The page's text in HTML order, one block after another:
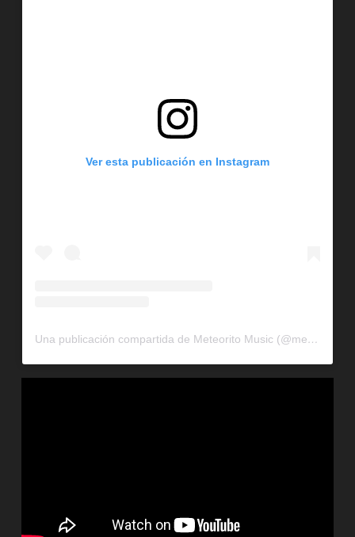
Ver esta publicación en Instagram
Una publicación compartida de Meteorito Music (@meteoritomusic)